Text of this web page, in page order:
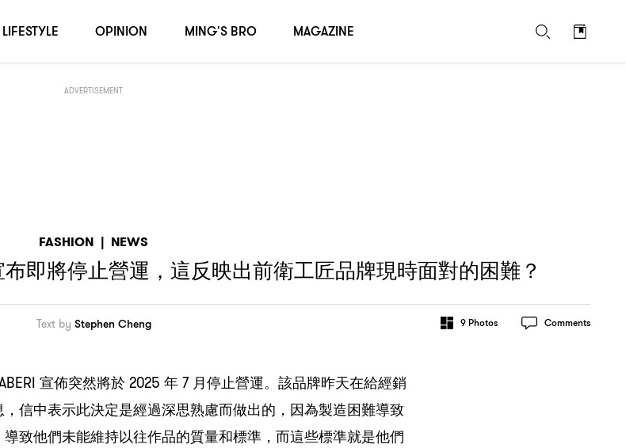
ADVERTISEMENT
FASHION | NEWS
布即將停止營運 ， 這反映出前衛工匠品牌現時面對的困難？
Text by Stephen Cheng 9Photos Comments
宣佈突然將於 2025 年 7 月停止營運。該品牌昨天在給經銷
， 信中表示此決定是經過深思熟慮而做出的 ， 因為製造困難導致
導致他們未能維持以往作品的質量和標準 ， 而這些標準就是他們
LIFESTYLE OPINION MING'S BRO MAGAZINE